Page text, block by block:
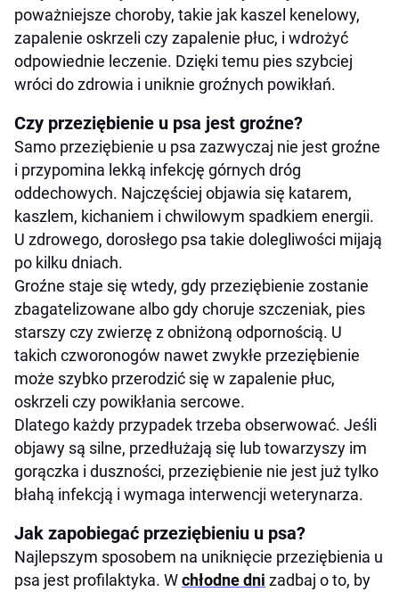
poważniejsze choroby, takie jak kaszel kenelowy,
zapalenie oskrzeli czy zapalenie płuc, i wdrożyć
odpowiednie leczenie. Dzięki temu pies szybciej
wróci do zdrowia i uniknie groźnych powikłań.
Czy przeziębienie u psa jest groźne?
Samo przeziębienie u psa zazwyczaj nie jest groźne
i przypomina lekką infekcję górnych dróg
oddechowych. Najczęściej objawia się katarem,
kaszlem, kichaniem i chwilowym spadkiem energii.
U zdrowego, dorosłego psa takie dolegliwości mijają
po kilku dniach.
Groźne staje się wtedy, gdy przeziębienie zostanie
zbagatelizowane albo gdy choruje szczeniak, pies
starszy czy zwierzę z obniżoną odpornością. U
takich czworonogów nawet zwykłe przeziębienie
może szybko przerodzić się w zapalenie płuc,
oskrzeli czy powikłania sercowe.
Dlatego każdy przypadek trzeba obserwować. Jeśli
objawy są silne, przedłużają się lub towarzyszy im
gorączka i duszności, przeziębienie nie jest już tylko
błahą infekcją i wymaga interwencji weterynarza.
Jak zapobiegać przeziębieniu u psa?
Najlepszym sposobem na uniknięcie przeziębienia u
psa jest profilaktyka. Wchłodne dni zadbaj o to, by